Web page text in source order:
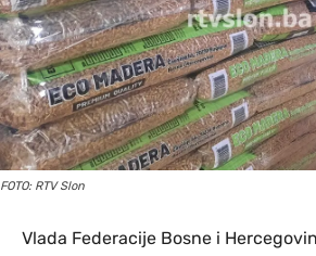
FOTO: RTV Slon
Vlada Federacije Bosne i